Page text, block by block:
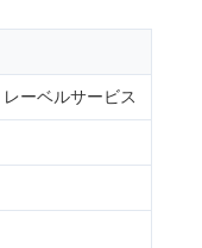
ーベルサービス